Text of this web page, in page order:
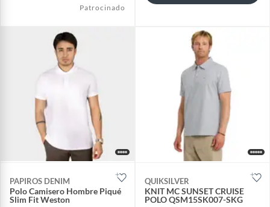
Patrocinado
PAPIROS DENIM
Polo Camisero Hombre Piqué
Slim Fit Weston
QUIKSILVER
KNIT MC SUNSET CRUISE
POLO QSM15SK007-SKG